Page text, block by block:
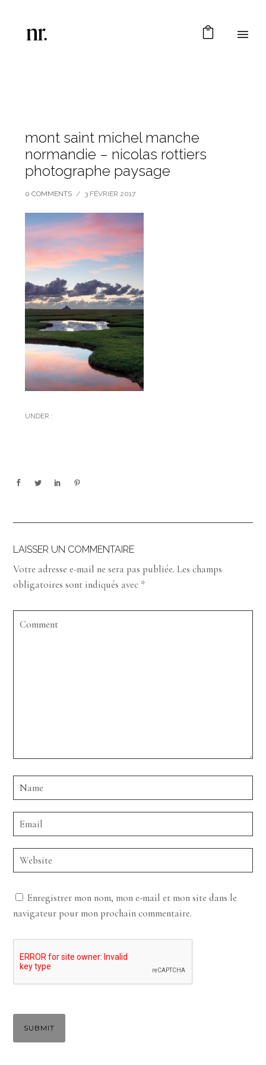
mont saint michel manche
normandie – nicolas rottiers
photographe paysage
0 COMMENTS / 3 FÉVRIER 2017
UNDER :
LAISSER UN COMMENTAIRE
Votre adresse e-mail ne sera pas publiée. Les champs
obligatoires sont indiqués avec *
Enregistrer mon nom, mon e-mail et mon site dans le
navigateur pour mon prochain commentaire.